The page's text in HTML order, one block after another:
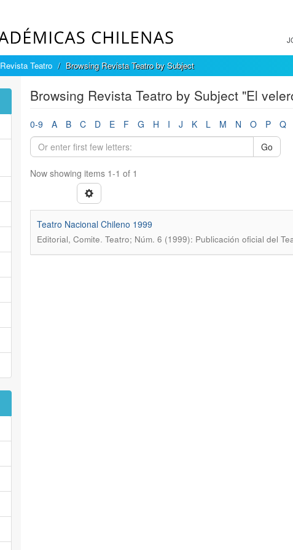
Revista Teatro Browsing Revista Teatro by Subject
Browsing Revista Teatro by Subject "El
0-9 A B C D E F G H I J K L M N O P Q
Go
Now showing items 1-1 of 1
Teatro Nacional Chileno 1999
Editorial, Comite. Teatro; Núm. 6 (1999): Publicación oficial del